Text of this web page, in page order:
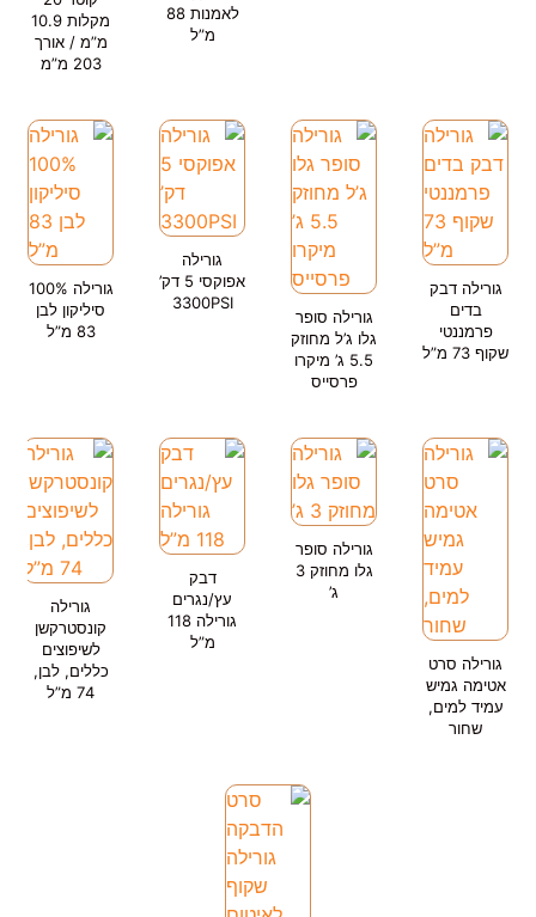
לאמנות 88
מ”ל
מקלות 10.9
מ”מ / אורך
203 מ”מ
גורילה דבק
בדים
פרמננטי
שקוף 73 מ”ל
גורילה סופר
גלו ג’ל מחוזק
5.5 ג’ מיקרו
פרסייס
גורילה
אפוקסי 5 דק’
3300PSI
גורילה 100%
סיליקון לבן
83 מ”ל
גורילה סרט
אטימה גמיש
עמיד למים,
שחור
גורילה סופר
גלו מחוזק 3
ג’
דבק
עץ/נגרים
גורילה 118
מ”ל
גורילה
קונסטרקשן
לשיפוצים
כללים, לבן,
74 מ”ל